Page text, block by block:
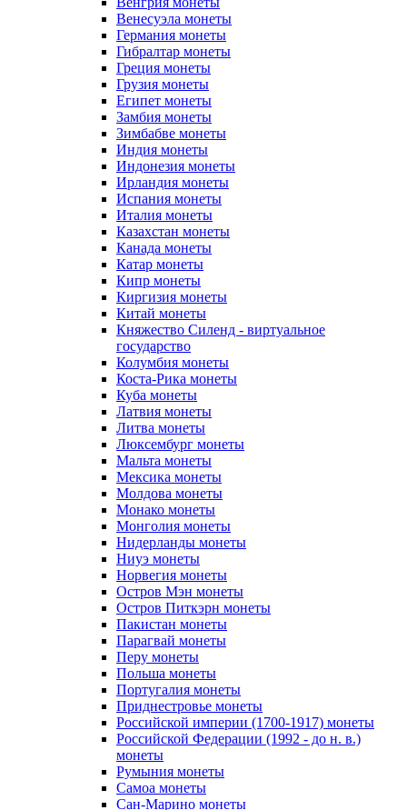
Венесуэла монеты
Германия монеты
Гибралтар монеты
Греция монеты
Грузия монеты
Египет монеты
Замбия монеты
Зимбабве монеты
Индия монеты
Индонезия монеты
Ирландия монеты
Испания монеты
Италия монеты
Казахстан монеты
Канада монеты
Катар монеты
Кипр монеты
Киргизия монеты
Китай монеты
Княжество Силенд - виртуальное
государство
Колумбия монеты
Коста-Рика монеты
Куба монеты
Латвия монеты
Литва монеты
Люксембург монеты
Мальта монеты
Мексика монеты
Молдова монеты
Монако монеты
Монголия монеты
Нидерланды монеты
Ниуэ монеты
Норвегия монеты
Остров Мэн монеты
Остров Питкэрн монеты
Пакистан монеты
Парагвай монеты
Перу монеты
Польша монеты
Португалия монеты
Приднестровье монеты
Российской империи (1700-1917) монеты
Российской Федерации (1992 - до н. в.)
монеты
Румыния монеты
Самоа монеты
Сан-Марино монеты